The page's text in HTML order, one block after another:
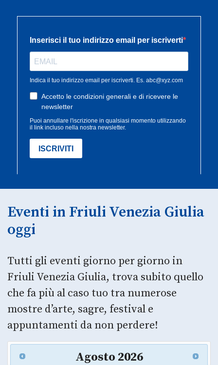
Eventi in Friuli Venezia Giulia
oggi
Tutti gli eventi giorno per giorno in
Friuli Venezia Giulia, trova subito quello
che fa più al caso tuo tra numerose
mostre d’arte, sagre, festival e
appuntamenti da non perdere!
Agosto 2026